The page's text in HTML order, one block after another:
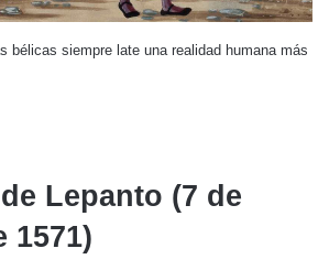
bélicas siempre late una realidad humana más
Lepanto (7 de
1571)